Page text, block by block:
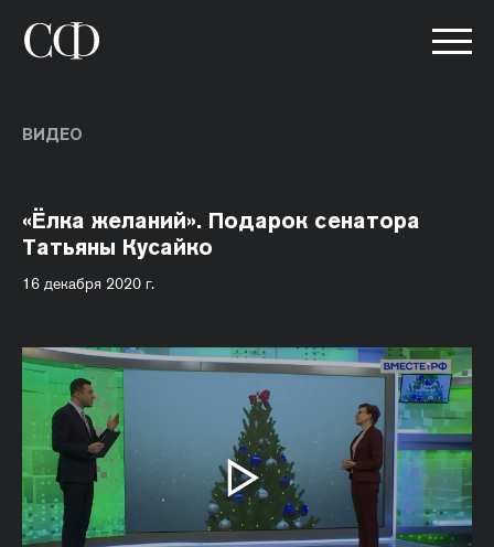
ВИДЕО
«Ёлка желаний». Подарок сенатора
Татьяны Кусайко
16 декабря 2020 г.